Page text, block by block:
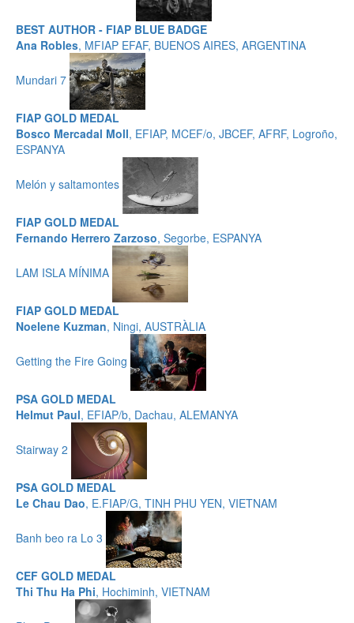
BEST AUTHOR - FIAP BLUE BADGE
Ana Robles, MFIAP EFAF, BUENOS AIRES, ARGENTINA
Mundari 7
FIAP GOLD MEDAL
Bosco Mercadal Moll, EFIAP, MCEF/o, JBCEF, AFRF, Logroño,
ESPANYA
Melón y saltamontes
FIAP GOLD MEDAL
Fernando Herrero Zarzoso, Segorbe, ESPANYA
LAM ISLA MÍNIMA
FIAP GOLD MEDAL
Noelene Kuzman, Ningi, AUSTRÀLIA
Getting the Fire Going
PSA GOLD MEDAL
Helmut Paul, EFIAP/b, Dachau, ALEMANYA
Stairway 2
PSA GOLD MEDAL
Le Chau Dao, E.FIAP/G, TINH PHU YEN, VIETNAM
Banh beo ra Lo 3
CEF GOLD MEDAL
Thi Thu Ha Phi, Hochiminh, VIETNAM